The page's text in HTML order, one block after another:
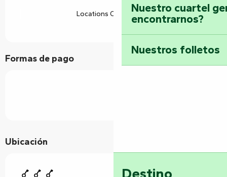
Nuestro cuartel
encontrarnos?
Nuestros folletos
Locations CléVacances
Formas de pago
Ubicación